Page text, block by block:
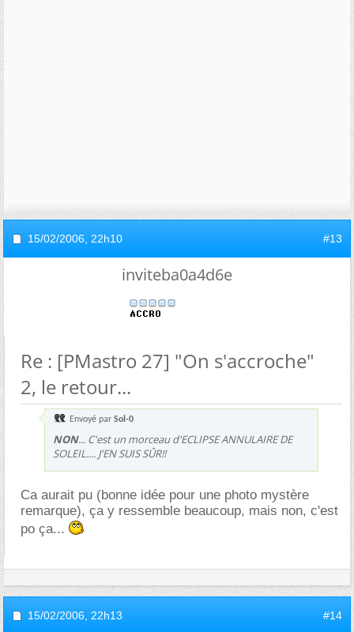
15/02/2006, 22h10 #13
inviteba0a4d6e
Re : [PMastro 27] "On s'accroche"
2, le retour...
Envoyé par Sol-0
NON... C'est un morceau d'ECLIPSE ANNULAIRE DE
SOLEIL.... J'EN SUIS SÛR!!
Ca aurait pu (bonne idée pour une photo mystère
remarque), ça y ressemble beaucoup, mais non, c'est
po ça...
15/02/2006, 22h13 #14